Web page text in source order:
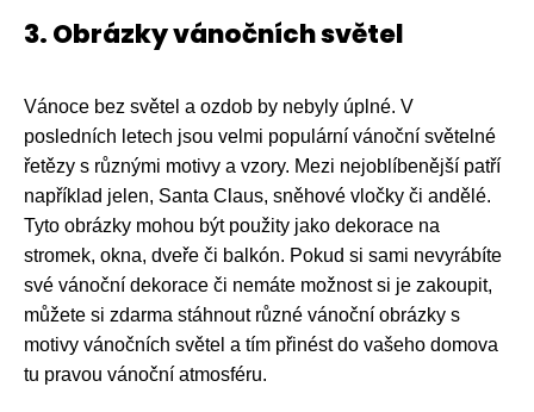
3. Obrázky vánočních světel
Vánoce bez světel a ozdob by nebyly úplné. V
posledních letech jsou velmi populární vánoční světelné
řetězy s různými motivy a vzory. Mezi nejoblíbenější patří
například jelen, Santa Claus, sněhové vločky či andělé.
Tyto obrázky mohou být použity jako dekorace na
stromek, okna, dveře či balkón. Pokud si sami nevyrábíte
své vánoční dekorace či nemáte možnost si je zakoupit,
můžete si zdarma stáhnout různé vánoční obrázky s
motivy vánočních světel a tím přinést do vašeho domova
tu pravou vánoční atmosféru.